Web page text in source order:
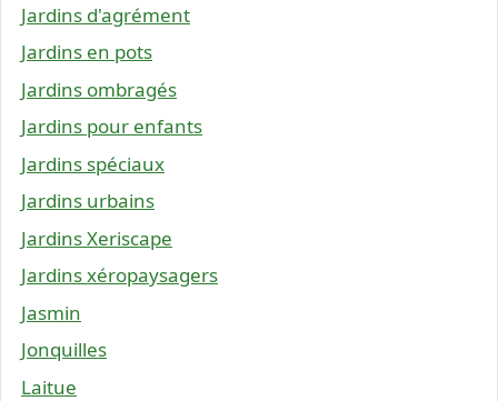
Jardins d'agrément
Jardins en pots
Jardins ombragés
Jardins pour enfants
Jardins spéciaux
Jardins urbains
Jardins Xeriscape
Jardins xéropaysagers
Jasmin
Jonquilles
Laitue